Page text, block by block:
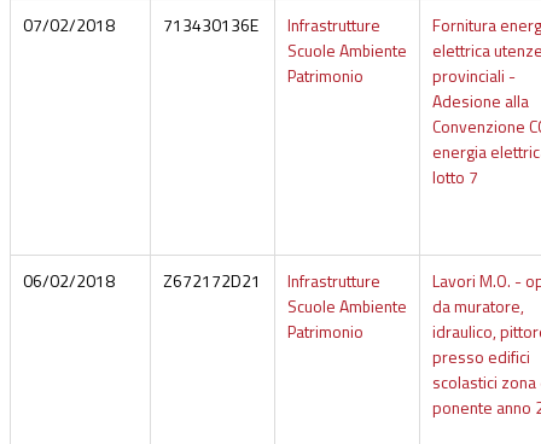
07/02/2018 713430136E
Infrastrutture
Scuole Ambiente
Patrimonio
Fornitura
elettrica
provinciali -
Adesione alla
Convenzione
energia
lotto 7
06/02/2018 Z672172D21
Infrastrutture
Scuole Ambiente
Patrimonio
Lavori M.O. -
da muratore,
idraulico,
presso edifici
scolastici zona
ponente anno